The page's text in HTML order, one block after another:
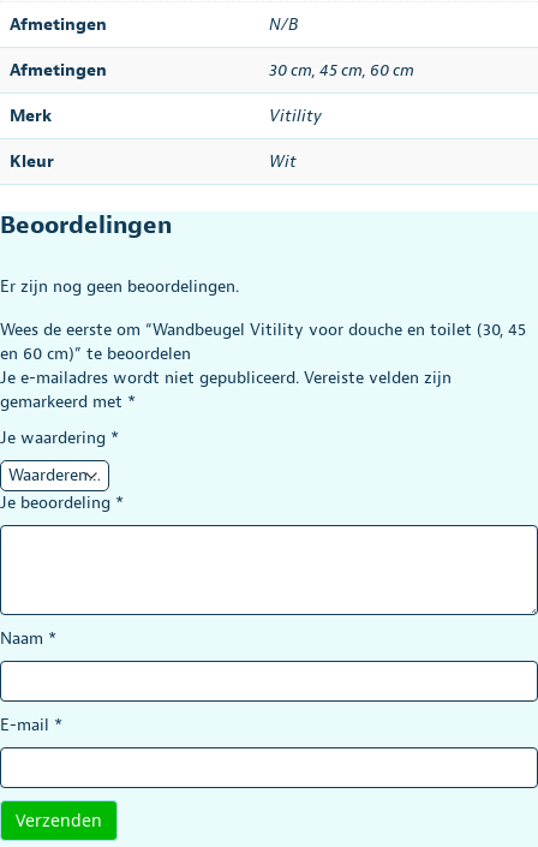
Afmetingen N/B
Afmetingen 30 cm, 45 cm, 60 cm
Merk Vitility
Kleur Wit
Beoordelingen
Er zijn nog geen beoordelingen.
Wees de eerste om “Wandbeugel Vitility voor douche en toilet (30, 45
en 60 cm)” te beoordelen
Je e-mailadres wordt niet gepubliceerd. Vereiste velden zijn
gemarkeerd met *
Je waardering *
Je beoordeling *
Naam *
E-mail *